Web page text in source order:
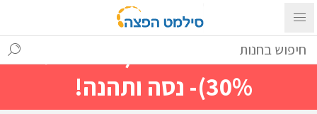
עם ההתחברות ניתן לראות מייד
מחירים מיוחדים(הנחות עד
30%)- נסה ותהנה!